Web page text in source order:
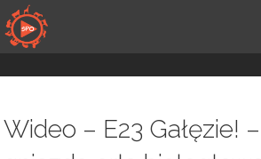
Przejdź
do
zawartości
Pl.sportsmansparadiseonline.com
Wideo – E23 Gałęzie!